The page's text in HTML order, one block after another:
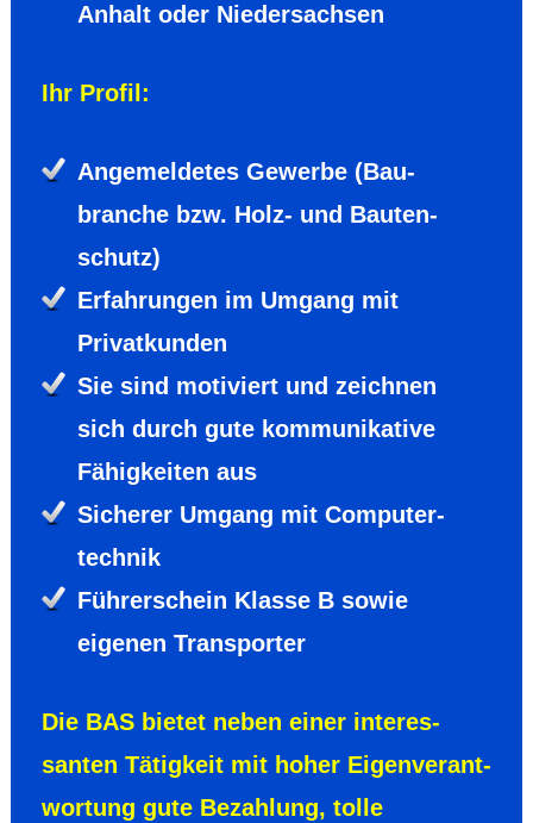
Anhalt oder Nieder­sachsen
Ihr Profil:
Angemel­detes Gewerbe (Bau­
branche bzw. Holz- und Bauten­
schutz)
Erfah­rungen im Umgang mit
Privat­kunden
Sie sind moti­viert und zeichnen
sich durch gute kommuni­kative
Fähig­keiten aus
Sicherer Umgang mit Computer­
technik
Führer­schein Klasse B sowie
eigenen Trans­porter
Die BAS bietet neben einer interes­
santen Tätig­keit mit hoher Eigen­verant­
wortung gute Bezah­lung, tolle